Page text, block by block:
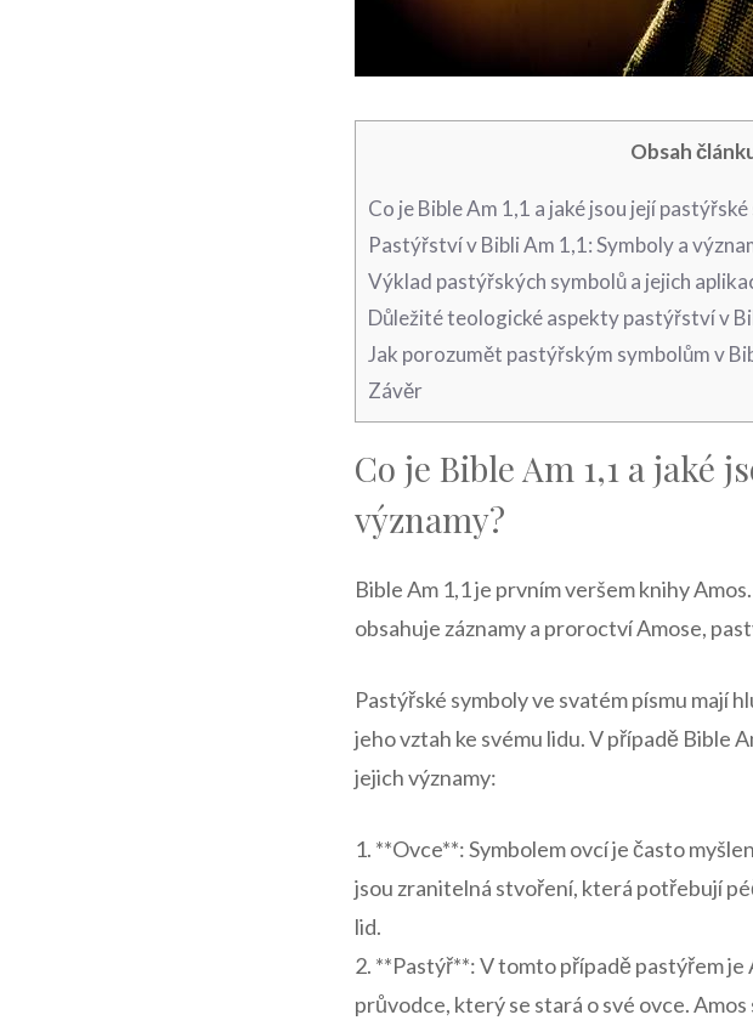
Obsah
Co je Bible Am 1,1 a jaké jsou její
Pastýřství v Bibli Am 1,1: Symboly a
Výklad pastýřských symbolů a jejich
Důležité teologické aspekty pastýřství v
Jak porozumět pastýřským symbolům v
Závěr
Co je Bible Am 1,1 a jaké
významy?
Bible Am 1,1 je prvním veršem knihy
obsahuje záznamy a proroctví Amose,
Pastýřské symboly ve svatém písmu mají
jeho vztah ke svému lidu. V případě Bible
jejich významy:
1. **Ovce**: Symbolem ovcí je často
jsou zranitelná stvoření, která potřebují
lid.
2. **Pastýř**: V tomto případě pastýřem
průvodce, který se stará o své ovce.